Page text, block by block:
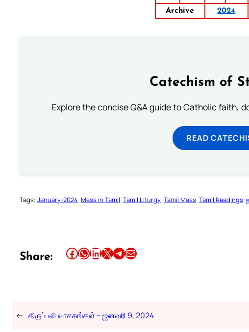
Archive
2024
Catechism of
Explore the concise Q&A guide to Catholic faith,
READ
Tags: January-2024 Mass in Tamil Tamil Liturgy Tamil Mass Tamil Readings
Share: Share this article on Facebook Share this article on WhatsApp Share this article on LinkedIn Share this article on X Share this article on TelegramEmail this Article
← திருப்பலி வாசகங்கள் – ஜனவரி 9, 2024